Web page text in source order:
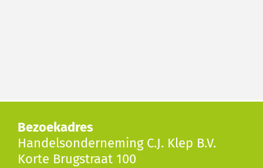
Bezoekadres
Handelsonderneming C.J. Klep B.V.
Korte Brugstraat 100